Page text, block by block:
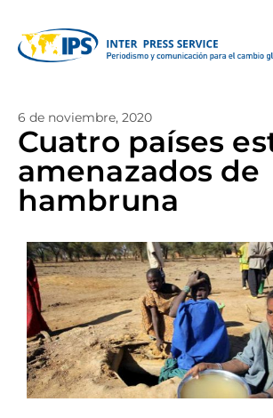
6 de noviembre, 2020
Cuatro países
amenazados de
hambruna